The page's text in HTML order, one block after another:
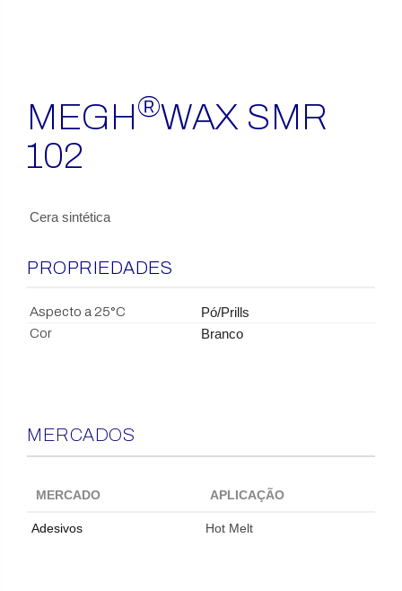
MEGH®WAX SMR
102
Cera sintética
PROPRIEDADES
Aspecto a 25°C Pó/Prills
Cor Branco
MERCADOS
MERCADO APLICAÇÃO
Adesivos Hot Melt